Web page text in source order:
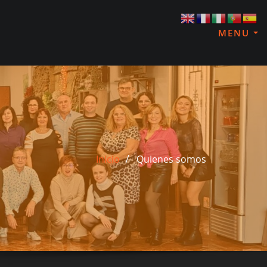
MENU
Inicio Quienes somos